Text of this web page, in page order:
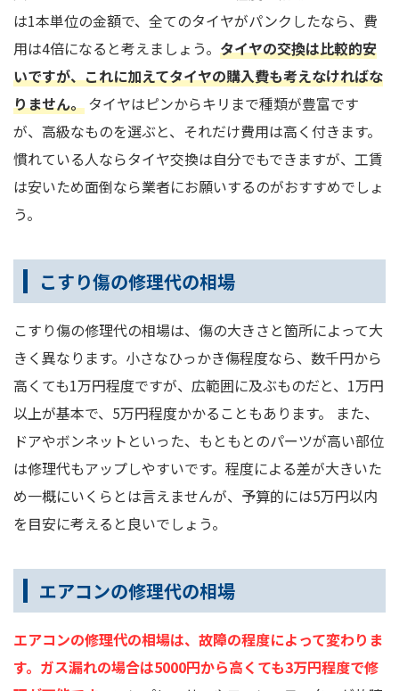
は1本単位の金額で、全てのタイヤがパンクしたなら、費
用は4倍になると考えましょう。 タイヤの交換は比較的安
いですが、これに加えてタイヤの購入費も考えなければな
りません。 タイヤはピンからキリまで種類が豊富です
が、高級なものを選ぶと、それだけ費用は高く付きます。
慣れている人ならタイヤ交換は自分でもできますが、工賃
は安いため面倒なら業者にお願いするのがおすすめでしょ
う。
こすり傷の修理代の相場
こすり傷の修理代の相場は、傷の大きさと箇所によって大
きく異なります。小さなひっかき傷程度なら、数千円から
高くても1万円程度ですが、広範囲に及ぶものだと、1万円
以上が基本で、5万円程度かかることもあります。 また、
ドアやボンネットといった、もともとのパーツが高い部位
は修理代もアップしやすいです。程度による差が大きいた
め一概にいくらとは言えませんが、予算的には5万円以内
を目安に考えると良いでしょう。
エアコンの修理代の相場
エアコンの修理代の相場は、故障の程度によって変わりま
す。ガス漏れの場合は5000円から高くても3万円程度で修